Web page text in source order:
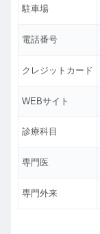
駐車場
電話番号
クレジットカード
WEBサイト
診療科目
専門医
専門外来